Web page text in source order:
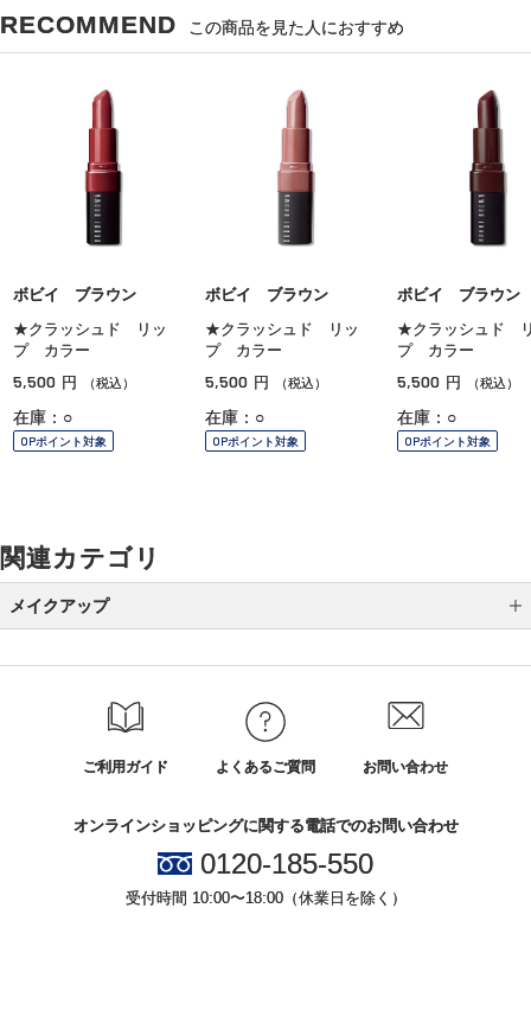
RECOMMEND この商品を見た人におすすめ
ボビイ ブラウン
★クラッシュド リッ
プ カラー
5,500 円 （税込）
在庫：○
OPポイント対象
ボビイ ブラウン
★クラッシュド リッ
プ カラー
5,500 円 （税込）
在庫：○
OPポイント対象
ボビイ ブラウン
★クラッシュド
プ カラー
5,500 円 （税込）
在庫：○
OPポイント対象
関連カテゴリ
メイクアップ
ご利用ガイド よくあるご質問 お問い合わせ
オンラインショッピングに関する電話でのお問い合わせ
0120-185-550
受付時間 10:00〜18:00（休業日を除く）